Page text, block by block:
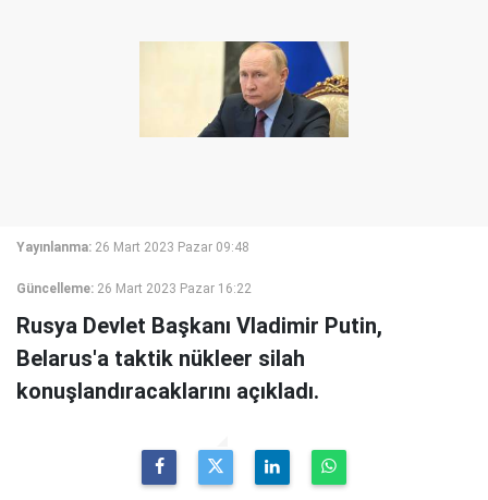
Yayınlanma: 26 Mart 2023 Pazar 09:48
Güncelleme: 26 Mart 2023 Pazar 16:22
Rusya Devlet Başkanı Vladimir Putin,
Belarus'a taktik nükleer silah
konuşlandıracaklarını açıkladı.